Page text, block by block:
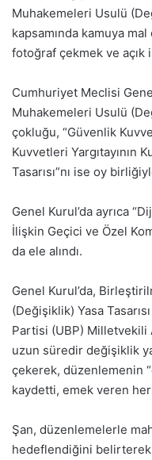
Muhakemeleri Usulü
kapsamında kamuya
fotoğraf çekmek ve açık
Cumhuriyet Meclisi
Muhakemeleri Usulü
çokluğu, “Güvenlik
Kuvvetleri Yargıtayının
Tasarısı”nı ise oy
Genel Kurul’da ayrıca
İlişkin Geçici ve Özel
da ele alındı.
Genel Kurul’da,
(Değişiklik) Yasa
Partisi (UBP) Milletvekili
uzun süredir değişiklik
çekerek, düzenlemenin
kaydetti, emek veren
Şan, düzenlemelerle
hedeflendiğini